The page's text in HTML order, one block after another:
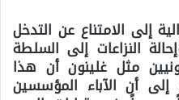
إلى الامتناع عن التدخل
النزاعات إلى السلطة
مثل غلينون أن هذا
أن الآباء المؤسسين